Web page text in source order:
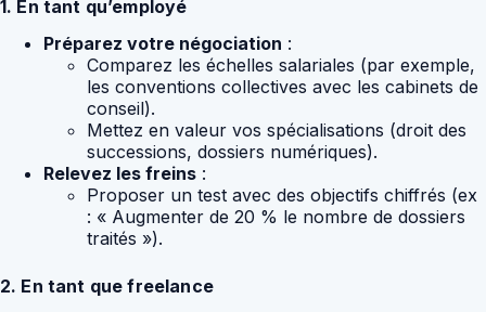
1. En tant qu’employé
Préparez votre négociation :
Comparez les échelles salariales (par exemple,
les conventions collectives avec les cabinets de
conseil).
Mettez en valeur vos spécialisations (droit des
successions, dossiers numériques).
Relevez les freins :
Proposer un test avec des objectifs chiffrés (ex
: « Augmenter de 20 % le nombre de dossiers
traités »).
2. En tant que freelance